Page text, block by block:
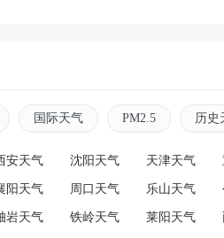
国际天气 PM2.5 历史
安天气 沈阳天气 天津天气
阳天气 周口天气 乐山天气
岩天气 铁岭天气 莱阳天气